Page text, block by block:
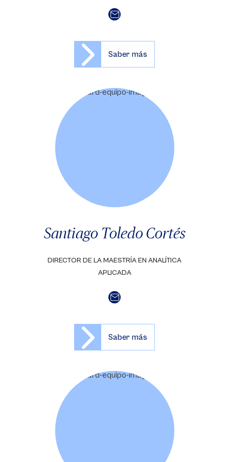
Saber más
Santiago Toledo Cortés
DIRECTOR DE LA MAESTRÍA EN ANALÍTICA
APLICADA
Saber más